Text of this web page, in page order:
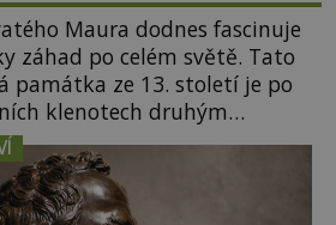
Maura dodnes fascinuje
záhad po celém světě. Tato
památka ze 13. století je po
klenotech druhým
majetkem v České
klenot v roce 1985 po
kriminalistů úspěšně